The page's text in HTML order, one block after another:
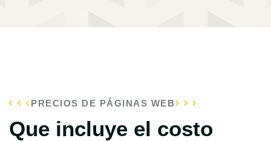
PRECIOS DE PÁGINAS WEB
Que incluye el costo